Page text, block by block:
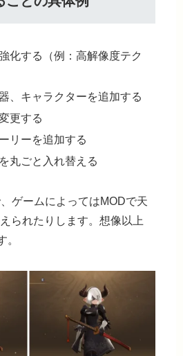
化する（例：高解像度テク
、キャラクターを追加する
更する
リーを追加する
丸ごと入れ替える
ゲームによってはMODで天
られたりします。 想像以上
。